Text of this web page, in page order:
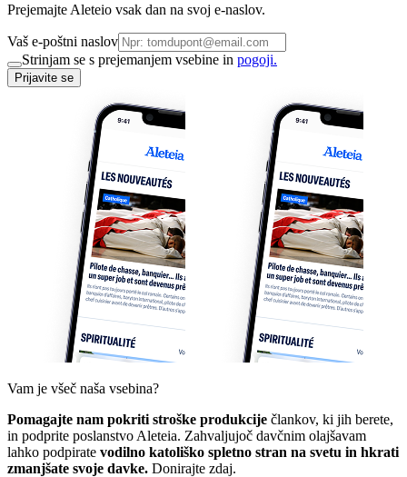
Prejemajte Aleteio vsak dan na svoj e-naslov.
Vaš e-poštni naslov
Strinjam se s prejemanjem vsebine in pogoji.
Prijavite se
Vam je všeč naša vsebina?
Pomagajte nam pokriti stroške produkcije člankov, ki jih berete,
in podprite poslanstvo Aleteia. Zahvaljujoč davčnim olajšavam
lahko podpirate vodilno katoliško spletno stran na svetu in hkrati
zmanjšate svoje davke. Donirajte zdaj.